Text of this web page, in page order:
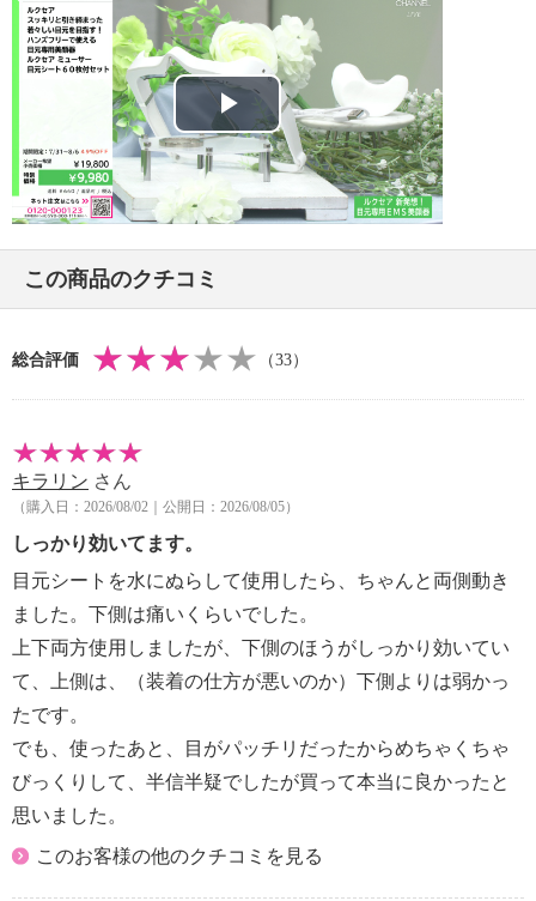
・連続動作時間：（レベル１、フル充電時）約３０時
間
（レベル２、フル充電時）約２０時
（レベル３、フル充電時）約１０時
間
【メンテナンス】
※詳細は取扱説明書参照
※詳細は取扱説明書参照
・ペースメーカーなどの体内植込み型医用電気機器
・人工心肺などの生命維持用医用電気機器
・心電計などの装着型医用電気機器
・心臓疾患のある方、またはその疑いがある方
・妊娠中の方、出産直後の方
・医師に運動を禁じられている方
・静脈血栓症の方、またはその疑いがある方
・飲酒している方
・発熱（３８℃以上）している方
・目に疾患のある方、またはその疑いがある方
・電極が直接目にあたらないよう注意する
・小さなお子様、ご自分で取扱説明書の内容を理解で
きない方は使用しない
・本品をお子様の手の届くところに置かない
・使用中は絶対に手で電極部を触らない
・電極部に金属を接触させない
・用途目的以外の使用や、取扱説明書の使用方法以外
Play
Video
この商品のクチコミ
総合評価 （33）
キラリン さん
（購入日：2026/08/02｜公開日：2026/08/05）
しっかり効いてます。
目元シートを水にぬらして使用したら、ちゃんと両側動き
ました。下側は痛いくらいでした。
上下両方使用しましたが、下側のほうがしっかり効いてい
て、上側は、（装着の仕方が悪いのか）下側よりは弱かっ
たです。
でも、使ったあと、目がパッチリだったからめちゃくちゃ
びっくりして、半信半疑でしたが買って本当に良かったと
思いました。
このお客様の他のクチコミを見る